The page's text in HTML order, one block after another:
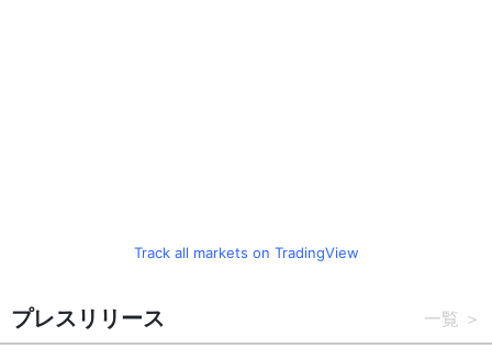
Track all markets on TradingView
プレスリリース 一覧